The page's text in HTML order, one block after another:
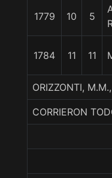
1779 10 5
1784 11 11
ORIZZONTI,
CORRIERON